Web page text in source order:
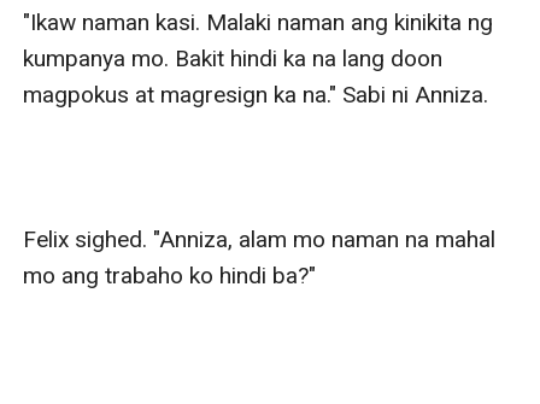
"Ikaw naman kasi. Malaki naman ang kinikita ng
kumpanya mo. Bakit hindi ka na lang doon
magpokus at magresign ka na." Sabi ni Anniza.
Felix sighed. "Anniza, alam mo naman na mahal
mo ang trabaho ko hindi ba?"